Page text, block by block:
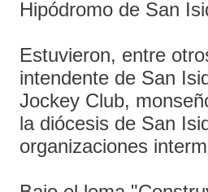
Hipódromo de San
Estuvieron, entre
intendente de San
Jockey Club,
la diócesis de San
organizaciones